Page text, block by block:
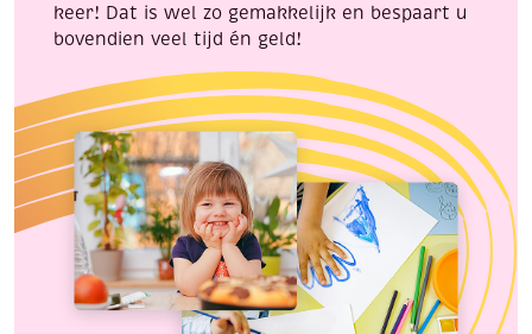
keer! Dat is wel zo gemakkelijk en bespaart u
bovendien veel tijd én geld!